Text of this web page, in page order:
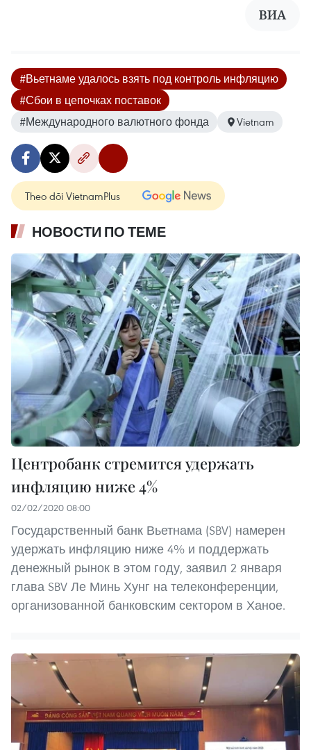
ВИА
#Вьетнаме удалось взять под контроль инфляцию
#Сбои в цепочках поставок
#Международного валютного фонда
Vietnam
Theo dõi VietnamPlus
НОВОСТИ ПО ТЕМЕ
Центробанк стремится удержать
инфляцию ниже 4%
02/02/2020 08:00
Государственный банк Вьетнама (SBV) намерен
удержать инфляцию ниже 4% и поддержать
денежный рынок в этом году, заявил 2 января
глава SBV Ле Минь Хунг на телеконференции,
организованной банковским сектором в Ханое.